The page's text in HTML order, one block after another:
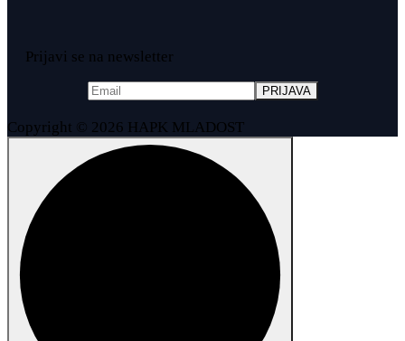
Prijavi se na newsletter
Copyright © 2026 HAPK MLADOST